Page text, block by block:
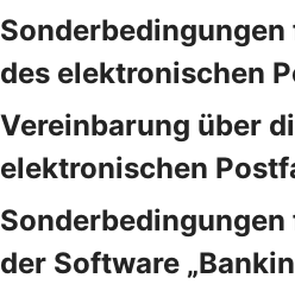
des elektronischen
Vereinbarung über
elektronischen
der Software